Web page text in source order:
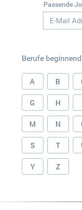
Passende
Berufe
A B
G H
M N
S T
Y Z